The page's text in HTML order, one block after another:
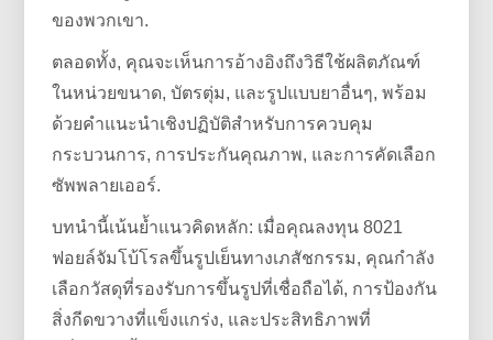
ของพวกเขา.
ตลอดทั้ง, คุณจะเห็นการอ้างอิงถึงวิธีใช้ผลิตภัณฑ์
ในหน่วยขนาด, บัตรตุ่ม, และรูปแบบยาอื่นๆ, พร้อม
ด้วยคำแนะนำเชิงปฏิบัติสำหรับการควบคุม
กระบวนการ, การประกันคุณภาพ, และการคัดเลือก
ซัพพลายเออร์.
บทนำนี้เน้นย้ำแนวคิดหลัก: เมื่อคุณลงทุน 8021
ฟอยล์จัมโบ้โรลขึ้นรูปเย็นทางเภสัชกรรม, คุณกำลัง
เลือกวัสดุที่รองรับการขึ้นรูปที่เชื่อถือได้, การป้องกัน
สิ่งกีดขวางที่แข็งแกร่ง, และประสิทธิภาพที่